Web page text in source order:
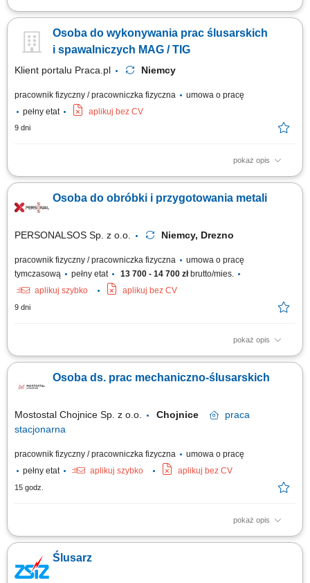
Montaż i wykańczanie wyposażenia kontenerów na ciągniki siodłowe.
Osoba do wykonywania prac ślusarskich
i spawalniczych MAG / TIG
Klient portalu Praca.pl Niemcy
pracownik fizyczny / pracowniczka fizyczna
umowa o pracę
pełny etat
aplikuj bez CV
9 dni
pokaż opis
Spawanie metodą 135 (MAG) lub 141 (TIG) w zależności od
Osoba do obróbki i przygotowania metali
PERSONALSOS Sp. z o.o. Niemcy, Drezno
pracownik fizyczny / pracowniczka fizyczna
umowa o pracę
tymczasową
pełny etat 13 700 - 14 700 złbrutto/mies.
aplikuj szybko
aplikuj bez CV
9 dni
pokaż opis
Opis stanowiska: Wstępne oczyszczanie oraz szykowanie detali ze stali
metali przy użyciu standardowej szlifierki kątowej; Aplikowanie warstw
osłonowych i zabezpieczających na gotowe komponenty; Załadunek i
Osoba ds. prac mechaniczno-ślusarskich
Mostostal Chojnice Sp. z o.o. Chojnice
praca
stacjonarna
pracownik fizyczny / pracowniczka fizyczna
umowa o pracę
pełny etat
aplikuj szybko aplikuj bez CV
15 godz.
pokaż opis
Zakres obowiązków: naprawa uszkodzonych elementów maszyn,
parametrów technicznych, nadzór nad prawidłową pracą urządzeń i
utrzymaniem ciągłości produkcji, uruchamianie maszyn oraz prowadzenie
Ślusarz